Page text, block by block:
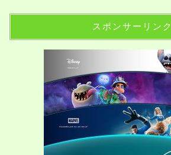
スポンサーリンク